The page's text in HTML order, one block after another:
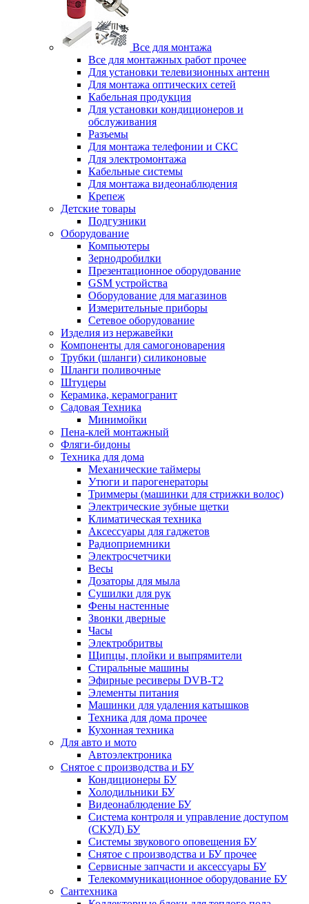
Все для монтажа
Все для монтажных работ прочее
Для установки телевизионных антенн
Для монтажа оптических сетей
Кабельная продукция
Для установки кондиционеров и
обслуживания
Разъемы
Для монтажа телефонии и СКС
Для электромонтажа
Кабельные системы
Для монтажа видеонаблюдения
Крепеж
Детские товары
Подгузники
Оборудование
Компьютеры
Зернодробилки
Презентационное оборудование
GSM устройства
Оборудование для магазинов
Измерительные приборы
Сетевое оборудование
Изделия из нержавейки
Компоненты для самогоноварения
Трубки (шланги) силиконовые
Шланги поливочные
Штуцеры
Керамика, керамогранит
Садовая Техника
Минимойки
Пена-клей монтажный
Фляги-бидоны
Техника для дома
Механические таймеры
Утюги и парогенераторы
Триммеры (машинки для стрижки волос)
Электрические зубные щетки
Климатическая техника
Аксессуары для гаджетов
Радиоприемники
Электросчетчики
Весы
Дозаторы для мыла
Сушилки для рук
Фены настенные
Звонки дверные
Часы
Электробритвы
Щипцы, плойки и выпрямители
Стиральные машины
Эфирные ресиверы DVB-T2
Элементы питания
Машинки для удаления катышков
Техника для дома прочее
Кухонная техника
Для авто и мото
Автоэлектроника
Снятое с производства и БУ
Кондиционеры БУ
Холодильники БУ
Видеонаблюдение БУ
Система контроля и управление доступом
(СКУД) БУ
Системы звукового оповещения БУ
Снятое с производства и БУ прочее
Сервисные запчасти и аксессуары БУ
Телекоммуникационное оборудование БУ
Сантехника